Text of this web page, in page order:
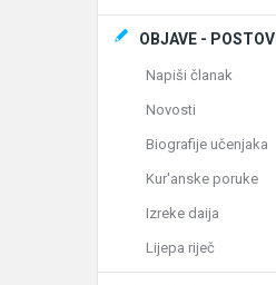
OBJAVE - POSTOVI
Napiši članak
Novosti
Biografije učenjaka
Kur'anske poruke
Izreke daija
Lijepa riječ